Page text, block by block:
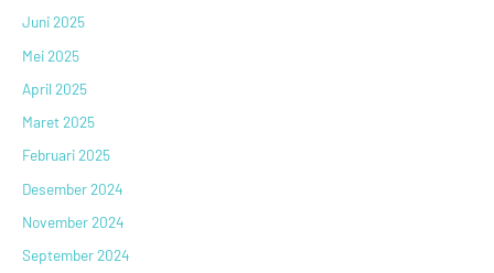
Juni 2025
Mei 2025
April 2025
Maret 2025
Februari 2025
Desember 2024
November 2024
September 2024